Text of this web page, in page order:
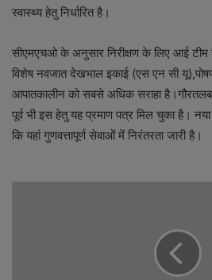
स्वास्थ्य हेतु निर्धारित है।
सीएमएचओ के अनुसार निरीक्षण के लिए आई
विशेष नवजात देखभाल इकाई (एस एन सी
आपातकालीन को सबसे अधिक सराहा
पूर्व भी इस हेतु यह प्रमाण पत्र मिल चुका है।
कि यहां गुणवत्तापूर्ण सेवाओं में निरंतरता जारी है।